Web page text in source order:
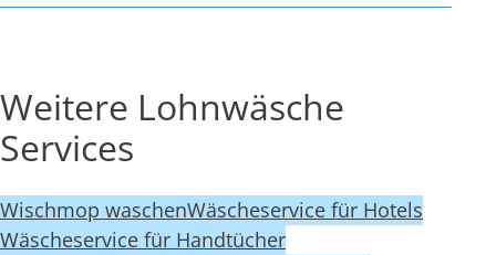
Weitere Lohnwäsche
Services
Wischmop waschenWäscheservice für Hotels
Wäscheservice für Handtücher